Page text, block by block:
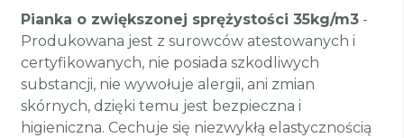
Pianka o zwiększonej sprężystości 35kg/m3 -
Produkowana jest z surowców atestowanych i
certyfikowanych, nie posiada szkodliwych
substancji, nie wywołuje alergii, ani zmian
skórnych, dzięki temu jest bezpieczna i
higieniczna. Cechuje się niezwykłą elastycznością